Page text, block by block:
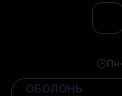
🕒
ОБОЛОНЬ